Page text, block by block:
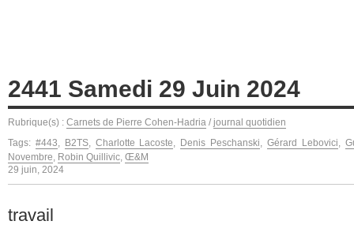
2441 Samedi 29 Juin 2024
Rubrique(s) : Carnets de Pierre Cohen-Hadria / journal quotidien
Tags: #443 B2TS, Charlotte Lacoste Denis Peschanski ,Gérard Lebovici
Novembre Robin Quillivic Œ&M
29 juin, 2024
travail